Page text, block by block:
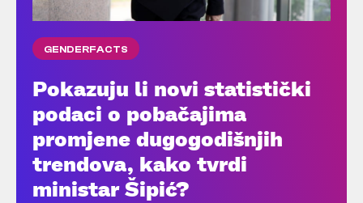
GENDERFACTS
Pokazuju li novi statistički
podaci o pobačajima
promjene dugogodišnjih
trendova, kako tvrdi
ministar Šipić?